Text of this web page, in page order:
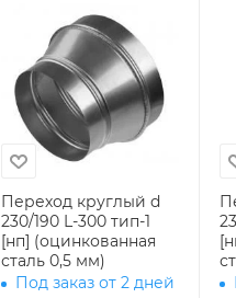
Переход круглый d
230/190 L-300 тип-1
[нп] (оцинкованная
сталь 0,5 мм)
Под заказ от 2 дней